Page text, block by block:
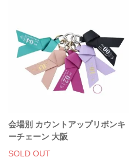
会場別 カウントアップリボンキ
ーチェーン 大阪
SOLD OUT